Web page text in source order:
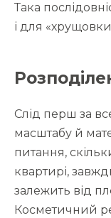
Така
і для
Слід перш за
масштабу й
питання,
квартирі,
залежить від
Косметичний